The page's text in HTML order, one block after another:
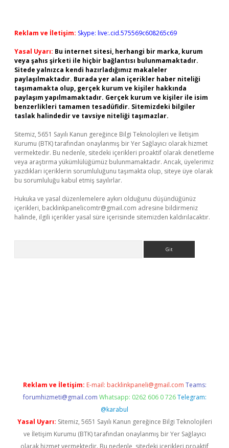
Reklam ve İletişim: Skype: live:.cid.575569c608265c69
Yasal Uyarı: Bu internet sitesi, herhangi bir marka, kurum
veya şahıs şirketi ile hiçbir bağlantısı bulunmamaktadır.
Sitede yalnızca kendi hazırladığımız makaleler
paylaşılmaktadır. Burada yer alan içerikler haber niteliği
taşımamakta olup, gerçek kurum ve kişiler hakkında
paylaşım yapılmamaktadır. Gerçek kurum ve kişiler ile isim
benzerlikleri tamamen tesadüfidir. Sitemizdeki bilgiler
taslak halindedir ve tavsiye niteliği taşımazlar.
Sitemiz, 5651 Sayılı Kanun gereğince Bilgi Teknolojileri ve İletişim
Kurumu (BTK) tarafından onaylanmış bir Yer Sağlayıcı olarak hizmet
vermektedir. Bu nedenle, sitedeki içerikleri proaktif olarak denetleme
veya araştırma yükümlülüğümüz bulunmamaktadır. Ancak, üyelerimiz
yazdıkları içeriklerin sorumluluğunu taşımakta olup, siteye üye olarak
bu sorumluluğu kabul etmiş sayılırlar.
Hukuka ve yasal düzenlemelere aykırı olduğunu düşündüğünüz
içerikleri, backlinkpanelicomtr@gmail.com adresine bildirmeniz
halinde, ilgili içerikler yasal süre içerisinde sitemizden kaldırılacaktır.
Reklam ve İletişim: E-mail: backlinkpaneli@gmail.com Teams:
forumhizmeti@gmail.com Whatsapp: 0262 606 0 726 Telegram:
@karabul
Yasal Uyarı: Sitemiz, 5651 Sayılı Kanun gereğince Bilgi Teknolojileri
ve İletişim Kurumu (BTK) tarafından onaylanmış bir Yer Sağlayıcı
olarak hizmet vermektedir. Bu nedenle, sitedeki içerikleri proaktif